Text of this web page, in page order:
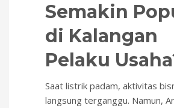
Semakin
di Kalangan
Pelaku
Saat listrik padam, aktivitas
langsung terganggu. Namun,